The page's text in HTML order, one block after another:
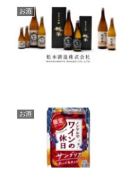
お酒
お酒